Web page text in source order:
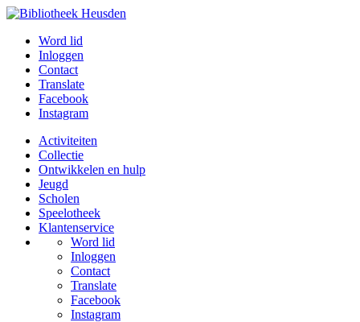
Word lid
Inloggen
Contact
Translate
Facebook
Instagram
Activiteiten
Collectie
Ontwikkelen en hulp
Jeugd
Scholen
Speelotheek
Klantenservice
Word lid
Inloggen
Contact
Translate
Facebook
Instagram